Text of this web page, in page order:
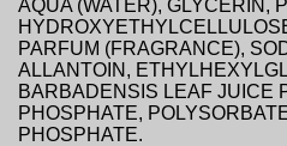
AQUA (WATER), GLYCERIN,
PARFUM (FRAGRANCE),
ALLANTOIN,
BARBADENSIS LEAF JUICE
PHOSPHATE,
PHOSPHATE.